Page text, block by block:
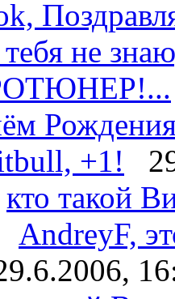
не
+1!
кто такой
AndreyF,